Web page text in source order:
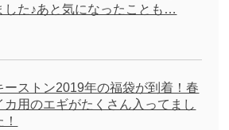
した♪あと気になったことも…
ーストン2019年の福袋が到着！春
カ用のエギがたくさん入ってまし
！